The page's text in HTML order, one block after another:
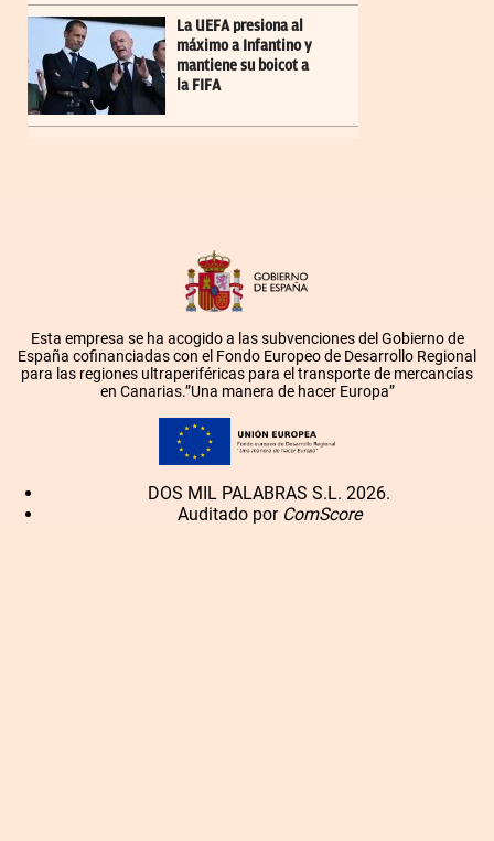
La UEFA presiona al
máximo a Infantino y
mantiene su boicot a
la FIFA
Esta empresa se ha acogido a las subvenciones del Gobierno de
España cofinanciadas con el Fondo Europeo de Desarrollo Regional
para las regiones ultraperiféricas para el transporte de mercancías
en Canarias.”Una manera de hacer Europa”
DOS MIL PALABRAS S.L. 2026.
Auditado por ComScore